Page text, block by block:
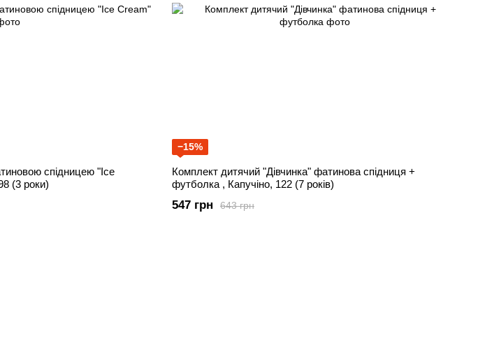
спідницею "Ice
(3 роки)
−15%
Комплект дитячий "Дівчинка" фатинова спідниця +
футболка , Капучіно, 122 (7 років)
643 грн
547 грн